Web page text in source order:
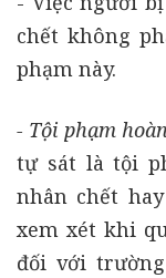
chết không
phạm này.
- Tội phạm
tự sát là tội
nhân chết
xem xét khi
đối với